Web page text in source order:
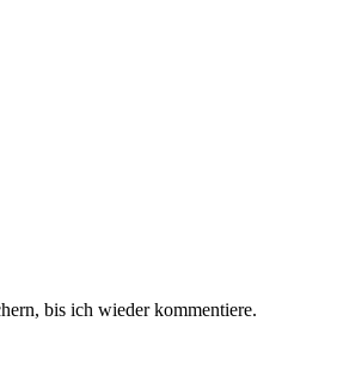
bis ich wieder kommentiere.